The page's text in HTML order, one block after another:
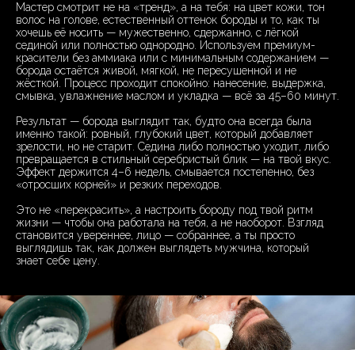
Мастер смотрит не на «тренд», а на тебя: на цвет кожи, тон
волос на голове, естественный оттенок бороды и то, как ты
хочешь её носить — мужественно, сдержанно, с лёгкой
сединой или полностью однородно. Используем премиум-
красители без аммиака или с минимальным содержанием —
борода остаётся живой, мягкой, не пересушенной и не
жёсткой. Процесс проходит спокойно: нанесение, выдержка,
смывка, увлажнение маслом и укладка — всё за 45–60 минут.
Результат — борода выглядит так, будто она всегда была
именно такой: ровный, глубокий цвет, который добавляет
зрелости, но не старит. Седина либо полностью уходит, либо
превращается в стильный серебристый блик — на твой вкус.
Эффект держится 4–6 недель, смывается постепенно, без
«отросших корней» и резких переходов.
Это не «перекрасить», а настроить бороду под твой ритм
жизни — чтобы она работала на тебя, а не наоборот. Взгляд
становится увереннее, лицо — собраннее, а ты просто
выглядишь так, как должен выглядеть мужчина, который
знает себе цену.